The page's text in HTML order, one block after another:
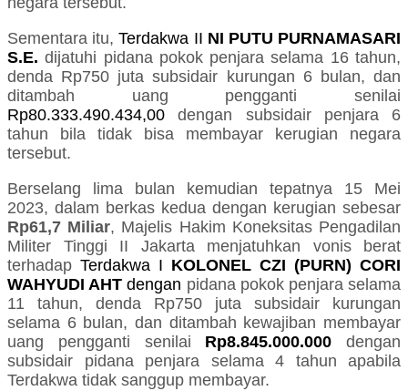
Sementara itu,Terdakwa II NI PUTU PURNAMASARI
S.E.dijatuhi pidana pokok penjara selama 16 tahun,
denda Rp750 juta subsidair kurungan 6 bulan, dan
ditambah uang pengganti senilai
Rp80.333.490.434,00dengan subsidair penjara 6
tahun bila tidak bisa membayar kerugian negara
tersebut.
Berselang lima bulan kemudian tepatnya 15 Mei
2023, dalam berkas kedua dengan kerugian sebesar
Rp61,7 Miliar, Majelis Hakim Koneksitas Pengadilan
Militer Tinggi II Jakarta menjatuhkan vonis berat
terhadap Terdakwa I KOLONEL CZI (PURN) CORI
WAHYUDI AHTdengan pidana pokok penjara selama
11 tahun, denda Rp750 juta subsidair kurungan
selama 6 bulan, dan ditambah kewajiban membayar
uang pengganti senilai Rp8.845.000.000 dengan
subsidair pidana penjara selama 4 tahun apabila
Terdakwa tidak sanggup membayar.